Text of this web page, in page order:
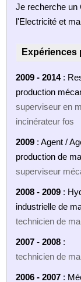
Je recherche un
l'Electricité et
2009 - 2014:
production
superviseur en
incinérateur fos
2009 : Agent /
production de
superviseur
2008 - 2009 :
industrielle de
technicien de
2007 - 2008 :
technicien de
2006 - 2007 :